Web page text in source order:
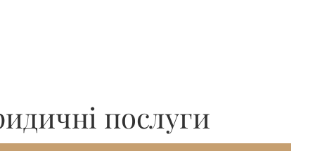
послуги